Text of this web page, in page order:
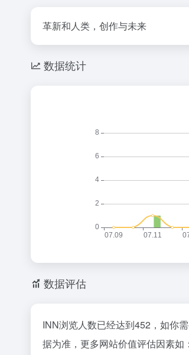
革新和人类，创作与未来
数据统计
数据评估
INN浏览人数已经达到452，如你
据为准，更多网站价值评估因素